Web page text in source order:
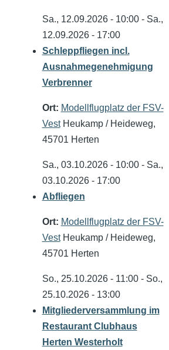
Sa., 12.09.2026 - 10:00- Sa.,
12.09.2026 - 17:00
Schleppfliegen incl.
Ausnahmegenehmigung
Verbrenner
Ort: Modellflugplatz der FSV-
VestHeukamp / Heideweg,
45701 Herten
Sa., 03.10.2026 - 10:00- Sa.,
03.10.2026 - 17:00
Abfliegen
Ort: Modellflugplatz der FSV-
VestHeukamp / Heideweg,
45701 Herten
So., 25.10.2026 - 11:00- So.,
25.10.2026 - 13:00
Mitgliederversammlung im
Restaurant Clubhaus
Herten Westerholt